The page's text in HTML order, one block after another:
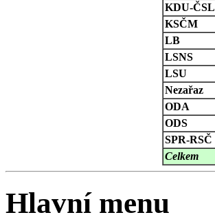
KDU-ČSL
KSČM
LB
LSNS
LSU
Nezařaz
ODA
ODS
SPR-RSČ
Celkem
Hlavní menu